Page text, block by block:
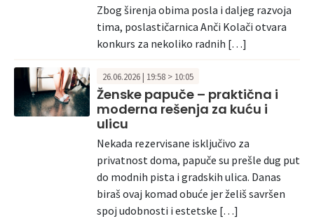
Zbog širenja obima posla i daljeg razvoja
tima, poslastičarnica Anči Kolači otvara
konkurs za nekoliko radnih […]
26.06.2026 | 19:58 > 10:05
Ženske papuče – praktična i
moderna rešenja za kuću i
ulicu
Nekada rezervisane isključivo za
privatnost doma, papuče su prešle dug put
do modnih pista i gradskih ulica. Danas
biraš ovaj komad obuće jer želiš savršen
spoj udobnosti i estetske […]